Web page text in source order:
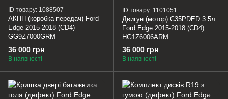
ID товару: 1088507
АКПП (коробка передач) Ford
Edge 2015-2018 (CD4)
GG9Z7000GRM
36 000 грн
В наявності
ID товару: 1101051
Двигун (мотор) C35PDED 3.5л
Ford Edge 2015-2018 (CD4)
HG1Z6006ARM
36 000 грн
В наявності